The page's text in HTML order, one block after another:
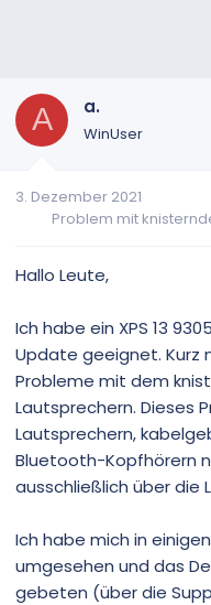
A a.
WinUser
3. Dezember 2021
Problem mit
Hallo Leute,
Ich habe ein XPS 13
Update geeignet. Kurz
Probleme mit dem
Lautsprechern. Dieses
Lautsprechern,
Bluetooth-Kopfhörern
ausschließlich über die
Ich habe mich in
umgesehen und das
gebeten (über die